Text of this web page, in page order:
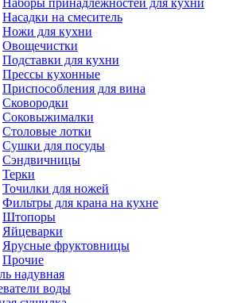
Наборы принадлежностей для кухни
Насадки на смеситель
Ножи для кухни
Овощечистки
Подставки для кухни
Прессы кухонные
Приспособления для вина
Сковородки
Соковыжималки
Столовые лотки
Сушки для посуды
Сэндвичницы
Терки
Точилки для ножей
Фильтры для крана на кухне
Штопоры
Яйцеварки
Ярусные фруктовницы
Прочие
надувная
воды